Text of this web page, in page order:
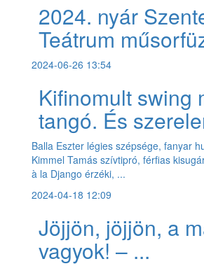
2024. nyár
Teátrum
2024-06-26 13:54
Kifinomult swing
tangó. És
Balla Eszter légies szépsége, fanyar
Kimmel Tamás szívtipró, férfias
à la Django érzéki, ...
2024-04-18 12:09
Jöjjön, jöjjön, a
vagyok! – ...